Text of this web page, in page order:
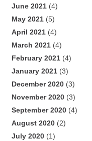
June 2021 (4)
May 2021 (5)
April 2021 (4)
March 2021 (4)
February 2021 (4)
January 2021 (3)
December 2020 (3)
November 2020 (3)
September 2020 (4)
August 2020 (2)
July 2020 (1)